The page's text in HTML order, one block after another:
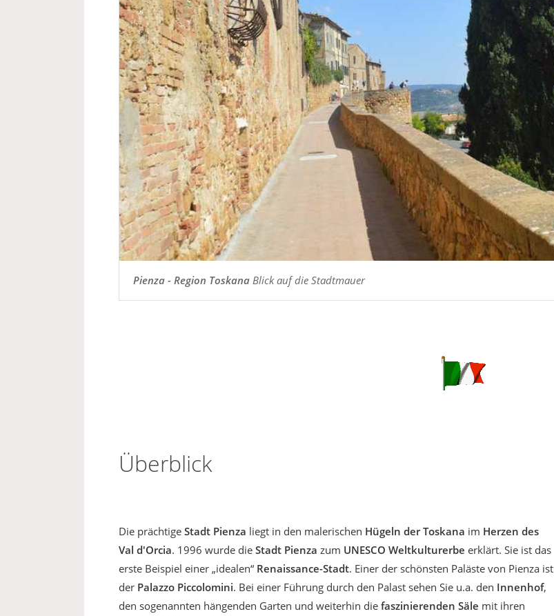
Pienza - Region Toskana Blick auf die Stadtmauer
Überblick
Die prächtige Stadt Pienza liegt in den malerischen Hügeln der Toskana im Herzen des
Val d'Orcia. 1996 wurde die Stadt Pienza zum UNESCO Weltkulturerbe erklärt. Sie ist das
erste Beispiel einer „idealen“ Renaissance-Stadt. Einer der schönsten Paläste von Pienza ist
der Palazzo Piccolomini. Bei einer Führung durch den Palast sehen Sie u.a. den Innenhof,
den sogenannten hängenden Garten und weiterhin die faszinierenden Säle mit ihren